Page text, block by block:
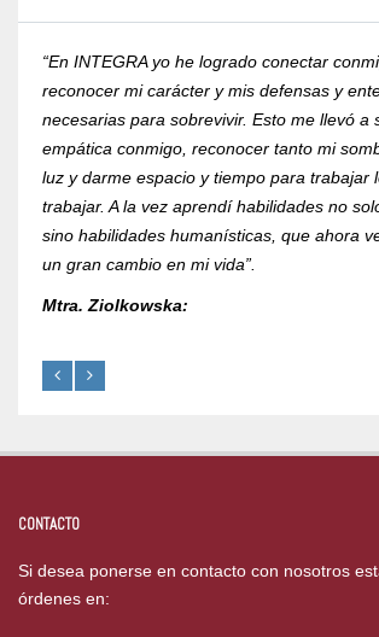
“En INTEGRA yo he logrado conectar
reconocer mi carácter y mis defensas y
necesarias para sobrevivir. Esto me llevó a
empática conmigo, reconocer tanto mi
luz y darme espacio y tiempo para trabajar
trabajar. A la vez aprendí habilidades no
sino habilidades humanísticas, que ahora
un gran cambio en mi vida”.
Mtra. Ziolkowska:
CONTACTO
Si desea ponerse en contacto con nosotros
órdenes en: